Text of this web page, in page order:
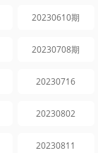
20230610期
20230708期
20230716
20230802
20230811